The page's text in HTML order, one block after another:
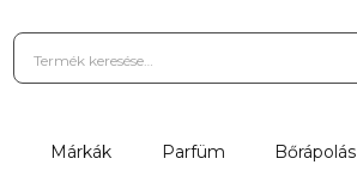
Márkák Parfüm Bőrápolás